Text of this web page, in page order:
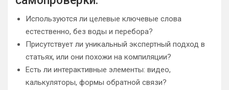
Используются ли целевые ключевые слова
естественно, без воды и перебора?
Присутствует ли уникальный экспертный подход в
статьях, или они похожи на компиляции?
Есть ли интерактивные элементы: видео,
калькуляторы, формы обратной связи?